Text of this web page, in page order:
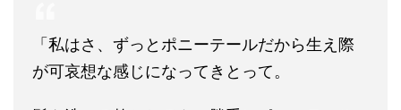
「私はさ、ずっとポニーテールだから生え際
が可哀想な感じになってきとって。